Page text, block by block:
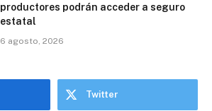
productores podrán acceder a seguro
estatal
6 agosto, 2026
Twitter